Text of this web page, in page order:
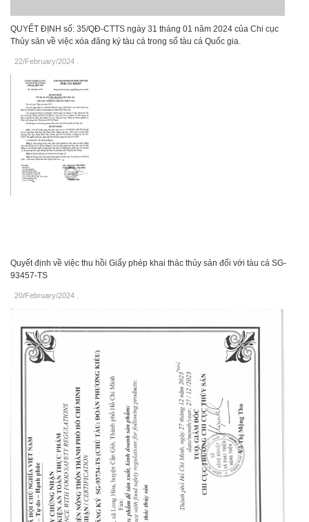
QUYẾT ĐỊNH số: 35/QĐ-CTTS ngày 31 tháng 01 năm 2024 của Chi cục
Thủy sản về việc xóa đăng ký tàu cá trong sổ tàu cá Quốc gia.
22/February/2024
Quyết định về việc thu hồi Giấy phép khai thác thủy sản đối với tàu cá SG-
93457-TS
20/February/2024